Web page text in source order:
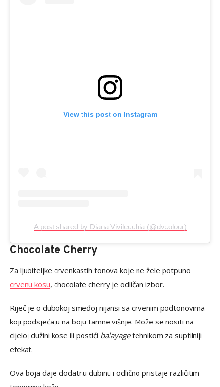
View this post on Instagram
A post shared by Diana Vivilecchia (@dvcolour)
Chocolate Cherry
Za ljubiteljke crvenkastih tonova koje ne žele potpuno
crvenu kosu, chocolate cherry je odličan izbor.
Riječ je o dubokoj smeđoj nijansi sa crvenim podtonovima
koji podsjećaju na boju tamne višnje. Može se nositi na
cijeloj dužini kose ili postići balayagetehnikom za suptilniji
efekat.
Ova boja daje dodatnu dubinu i odlično pristaje različitim